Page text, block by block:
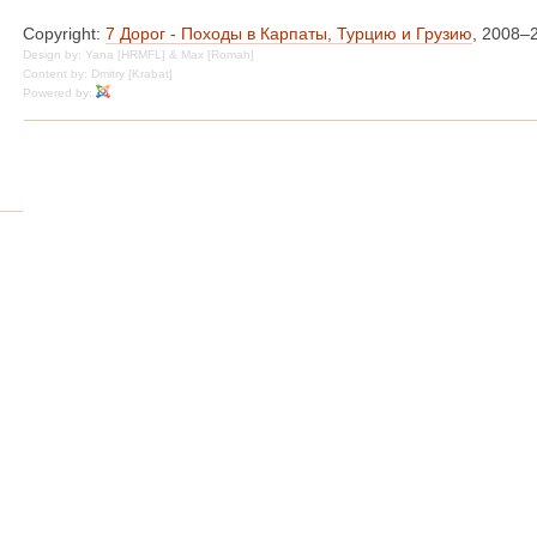
Copyright: 7 Дорог - Походы в Карпаты, Турцию и Грузию,
Design by: Yana [HRMFL] & Max [Romah]
Content by: Dmitry [Krabat]
Powered by: